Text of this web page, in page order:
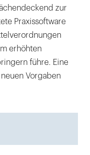
zur
Praxissoftware
erhöhten
führe. Eine
Vorgaben